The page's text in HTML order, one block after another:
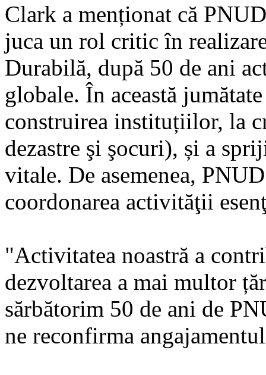
Clark a menționat că
juca un rol critic în
Durabilă, după 50 de ani
globale. În această
construirea instituțiilor, la
dezastre şi şocuri), și a
vitale. De asemenea,
coordonarea activităţii
"Activitatea noastră a
dezvoltarea a mai multor
sărbătorim 50 de ani de
ne reconfirma